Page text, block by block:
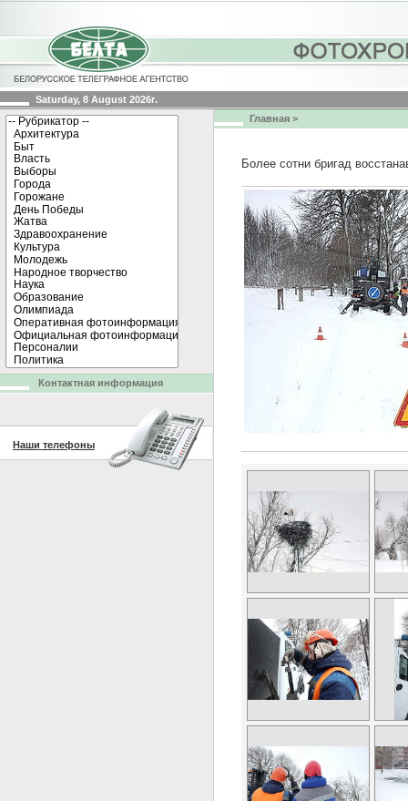
Saturday, 8 August 2026г.
Главная >
Более сотни бригад
Контактная информация
Наши телефоны